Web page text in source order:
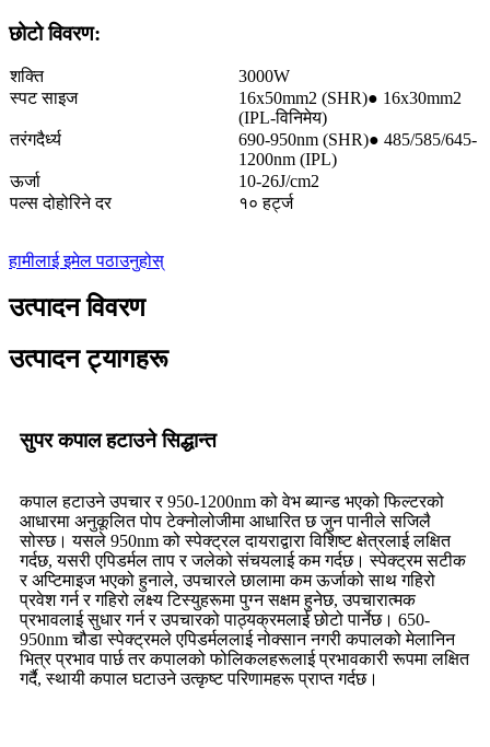
छोटो विवरण:
शक्ति
3000W
स्पट साइज
16x50mm2 (SHR)● 16x30mm2
(IPL-विनिमेय)
तरंगदैर्ध्य
690-950nm (SHR)● 485/585/645-
1200nm (IPL)
ऊर्जा
10-26J/cm2
पल्स दोहोरिने दर
१० हर्ट्ज
हामीलाई इमेल पठाउनुहोस्
उत्पादन विवरण
उत्पादन ट्यागहरू
सुपर कपाल हटाउने सिद्धान्त
कपाल हटाउने उपचार र 950-1200nm को वेभ ब्यान्ड भएको फिल्टरको
आधारमा अनुकूलित पोप टेक्नोलोजीमा आधारित छ जुन पानीले सजिलै
सोस्छ। यसले 950nm को स्पेक्ट्रल दायराद्वारा विशिष्ट क्षेत्रलाई लक्षित
गर्दछ, यसरी एपिडर्मल ताप र जलेको संचयलाई कम गर्दछ। स्पेक्ट्रम सटीक
र अप्टिमाइज भएको हुनाले, उपचारले छालामा कम ऊर्जाको साथ गहिरो
प्रवेश गर्न र गहिरो लक्ष्य टिस्युहरूमा पुग्न सक्षम हुनेछ, उपचारात्मक
प्रभावलाई सुधार गर्न र उपचारको पाठ्यक्रमलाई छोटो पार्नेछ। 650-
950nm चौडा स्पेक्ट्रमले एपिडर्मललाई नोक्सान नगरी कपालको मेलानिन
भित्र प्रभाव पार्छ तर कपालको फोलिकलहरूलाई प्रभावकारी रूपमा लक्षित
गर्दै, स्थायी कपाल घटाउने उत्कृष्ट परिणामहरू प्राप्त गर्दछ।